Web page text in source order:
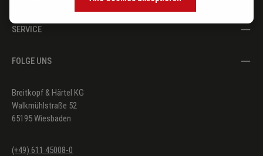
SERVICE
FOLGE UNS
Breitkopf & Härtel KG
Walkmühlstraße 52
65195 Wiesbaden
(+49) 611 45008-0